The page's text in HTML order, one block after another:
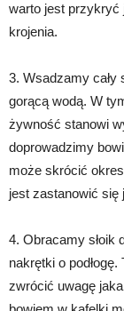
warto jest przykryć
krojenia.
3. Wsadzamy cały
gorącą wodą. W
żywność stanowi
doprowadzimy
może skrócić
jest zastanowić się
4. Obracamy słoik
nakrętki o
zwrócić uwagę